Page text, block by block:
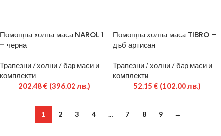
Помощна холна маса NAROL 1
– черна
Трапезни / холни / бар маси и
комплекти
202.48€ (396.02 лв.)
Помощна холна маса TIBRO –
дъб артисан
Трапезни / холни / бар маси и
комплекти
52.15 € (102.00 лв.)
1 2 3 4 … 7 8 9 →